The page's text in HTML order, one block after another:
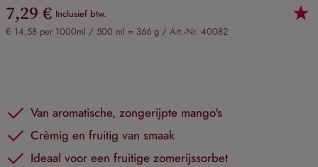
7,29 € Inclusief btw.
€ 14,58 per 1000ml / 500 ml = 366 g / Art.-Nr. 40082
Van aromatische, zongerijpte mango's
Crèmig en fruitig van smaak
Ideaal voor een fruitige zomerijssorbet